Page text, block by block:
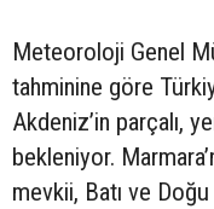
Meteoroloji Genel
tahminine göre
Akdeniz’in parçalı,
bekleniyor.
mevkii, Batı ve Doğu